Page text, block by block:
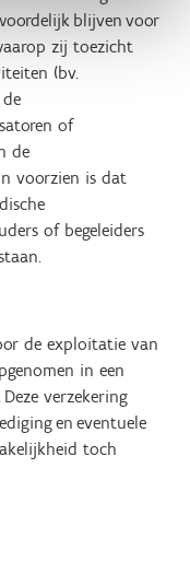
blijven voor
zij toezicht
(bv.
of
de
voorzien is dat
of begeleiders
de exploitatie van
in een
verzekering
en eventuele
toch